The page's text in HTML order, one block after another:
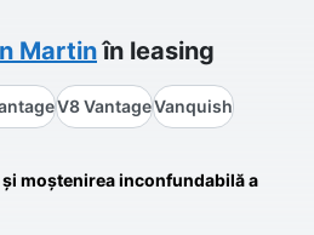
Martin în leasing
V8 VantageVanquish
moștenirea inconfundabilă a